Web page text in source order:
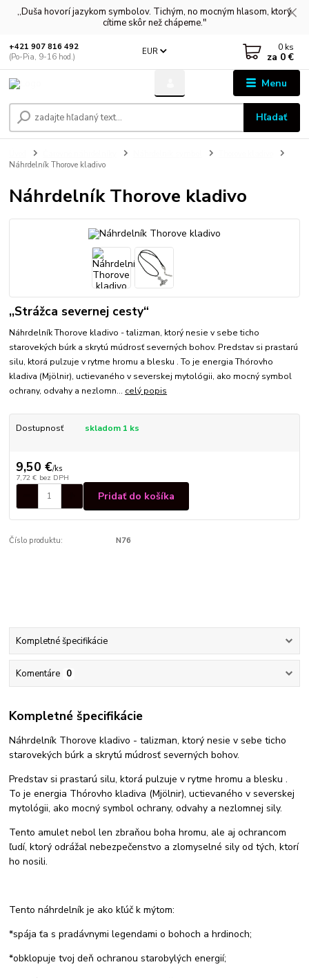
,,Duša hovorí jazykom symbolov. Tichým, no mocným hlasom, ktorý
cítime skôr než chápeme."
Menu
EUR
Hľadať
+421 907 816 492
(Po-Pia, 9-16 hod.)
0 ks
za 0 €
Náhrdelník Thorove kladivo
Náhrdelník Thorove kladivo
,,Strážca severnej cesty“
Náhrdelník Thorove kladivo - talizman, ktorý nesie v sebe ticho
starovekých búrk a skrytú múdrosť severných bohov. Predstav si prastarú
silu, ktorá pulzuje v rytme hromu a blesku . To je energia Thórovho
kladiva (Mjölnir), uctievaného v severskej mytológii, ako mocný symbol
ochrany, odvahy a nezlomn... celý popis
Dostupnosť skladom 1 ks
9,50 €/ks
7,72 € bez DPH
Pridať do košíka
Číslo produktu: N76
Kompletné špecifikácie
Komentáre 0
Kompletné špecifikácie
Náhrdelník Thorove kladivo - talizman, ktorý nesie v sebe ticho
starovekých búrk a skrytú múdrosť severných bohov.
Predstav si prastarú silu, ktorá pulzuje v rytme hromu a blesku .
To je energia Thórovho kladiva (Mjölnir), uctievaného v severskej
mytológii, ako mocný symbol ochrany, odvahy a nezlomnej sily.
Tento amulet nebol len zbraňou boha hromu, ale aj ochrancom
ľudí, ktorý odrážal nebezpečenstvo a zlomyselné sily od tých, ktorí
ho nosili.
Tento náhrdelník je ako kľúč k mýtom:
*spája ťa s pradávnymi legendami o bohoch a hrdinoch;
*obklopuje tvoj deň ochranou starobylých energií;